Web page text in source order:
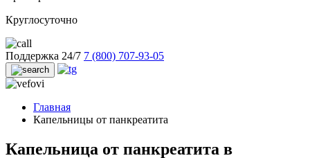
Круглосуточно
Поддержка 24/7 7 (800) 707-93-05
Главная
Капельницы от панкреатита
Капельница от панкреатита в